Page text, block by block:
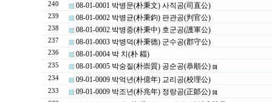
240 08-01-0001 박병문(朴秉文) 사직공(司直公)
239 08-01-0002 박병균(朴秉鈞) 판관공(判官公)
238 08-01-0002 박병중(朴秉中) 호군공(護軍公)
237 08-01-0003 박병덕(朴秉德) 군수공(郡守公)
236 08-01-0004 박 치(朴 䎩)
235 08-01-0005 박숭질(朴崇質) 공순공(恭順公) [1]
234 09-01-0009 박억년(朴億年) 교리공(校理公)
233 09-01-0009 박조년(朴兆年) 정랑공(正郞公) [1]